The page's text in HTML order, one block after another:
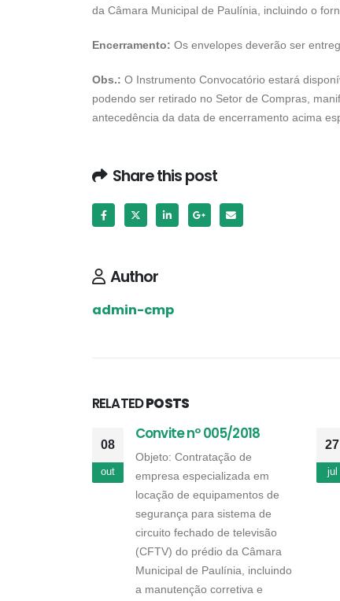
da Câmara Municipal de Paulínia, incluindo o
Encerramento: Os envelopes deverão ser
Obs.: O Instrumento Convocatório estará
podendo ser retirado no Setor de Compras,
antecedência da data de encerramento acima
Share this post
Author
admin-cmp
RELATEDPOSTS
08
out
Convite nº 005/2018
Objeto: Contratação de
empresa especializada em
locação de equipamentos de
segurança para sistema de
circuito fechado de televisão
(CFTV) do prédio da Câmara
Municipal de Paulínia, incluindo
a manutenção corretiva e
27
jul